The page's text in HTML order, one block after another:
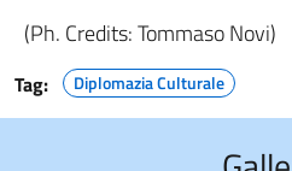
(Ph. Credits: Tommaso Novi)
Tag: Diplomazia Culturale